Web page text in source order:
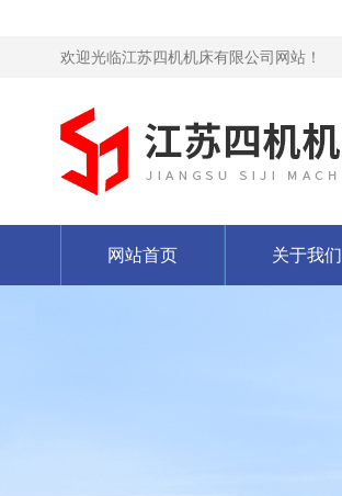
欢迎光临江苏四机机床有限公司网站！
网站首页 关于我们